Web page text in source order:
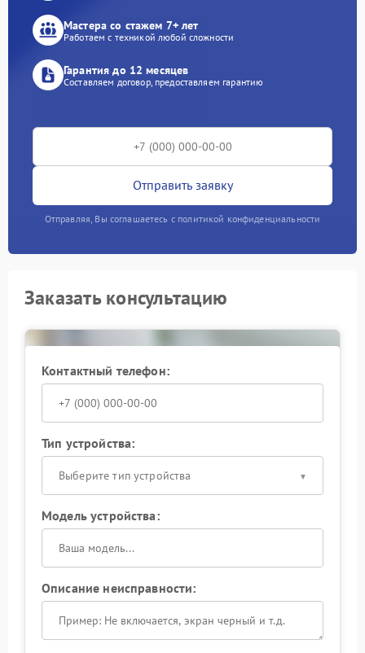
Мастера со стажем 7+ лет
Работаем с техникой любой сложности
Гарантия до 12 месяцев
Составляем договор, предоставляем гарантию
Отправить заявку
Отправляя, Вы соглашаетесь с политикой конфиденциальности
Заказать консультацию
Контактный телефон:
Тип устройства:
Выберите тип устройства
Модель устройства:
Описание неисправности: